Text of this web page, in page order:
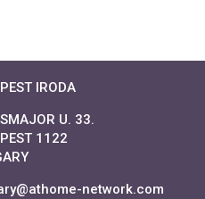
IRODA
U. 33.
1122
network.com